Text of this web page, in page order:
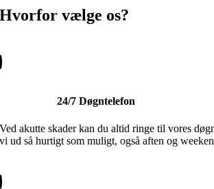
Hvorfor vælge os?
24/7 Døgntelefon
Ved akutte skader kan du altid ringe til vores
vi ud så hurtigt som muligt, også aften og